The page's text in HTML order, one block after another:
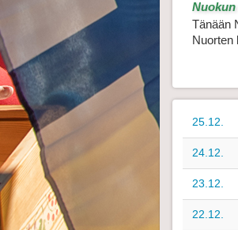
Tänään
Nuorten
25.12.
24.12.
23.12.
22.12.